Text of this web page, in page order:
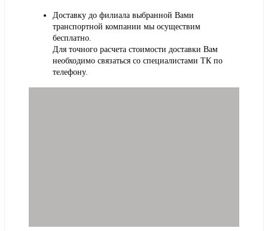
Доставку до филиала выбранной Вами
транспортной компании мы осуществим
бесплатно.
Для точного расчета стоимости доставки Вам
необходимо связаться со специалистами ТК по
телефону.